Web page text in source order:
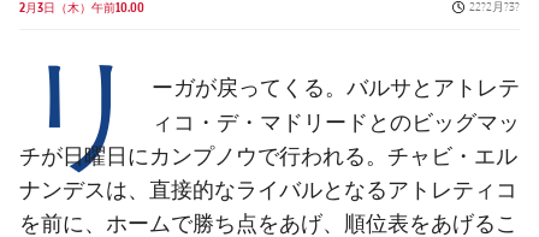
順位表
チケット
結果
順位表
スケジュール
チケット
結果
2月3日（木）午前10.00
Published
22?2月?3?
リ ーガが戻ってくる。 バルサと アトレテ
ィコ・デ・マドリード とのビッグマッ
チが日曜日にカンプノウで行われる。チャビ・エル
ナンデスは、直接的なライバルとなるアトレティコ
を前に、ホームで勝ち点をあげ、順位表をあげるこ